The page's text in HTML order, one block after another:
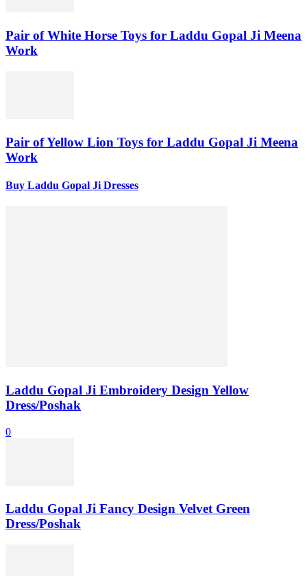
Pair of White Horse Toys for Laddu Gopal Ji Meena
Work
Pair of Yellow Lion Toys for Laddu Gopal Ji Meena
Work
Buy Laddu Gopal Ji Dresses
Laddu Gopal Ji Embroidery Design Yellow
Dress/Poshak
0
Laddu Gopal Ji Fancy Design Velvet Green
Dress/Poshak